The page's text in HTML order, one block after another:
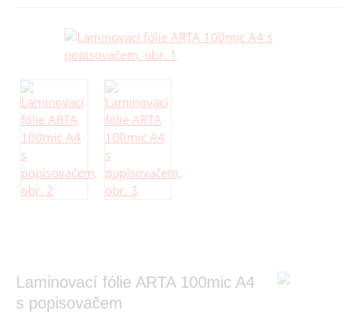
Laminovací fólie ARTA 100mic A4
s popisovačem